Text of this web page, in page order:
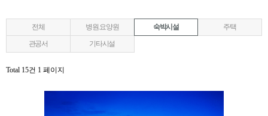
전체 병원.요양원 숙박시설
주택
관공서
기타시설
Total 15건 1 페이지